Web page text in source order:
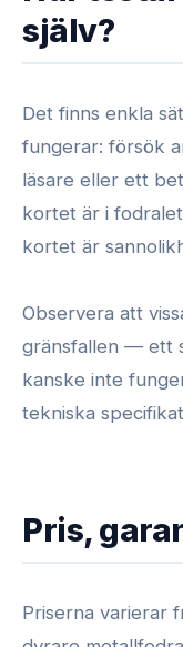
själv?
Det finns enkla
fungerar: försök
läsare eller ett
kortet är i
kortet är
Observera att
gränsfallen — ett
kanske inte
tekniska
Pris,
Priserna varierar